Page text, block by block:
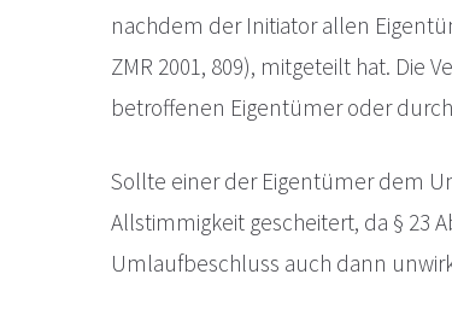
nachdem der Initiator allen
ZMR 2001, 809), mitgeteilt hat.
betroffenen Eigentümer oder durch
Sollte einer der Eigentümer dem
Allstimmigkeit gescheitert, da § 23
Umlaufbeschluss auch dann